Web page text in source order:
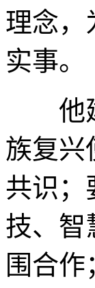
理念，
实事。
他建
族复兴
共识；
技、智
围合